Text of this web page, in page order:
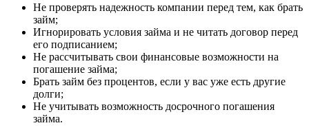
Не проверять надежность компании перед тем, как брать
займ;
Игнорировать условия займа и не читать договор перед
его подписанием;
Не рассчитывать свои финансовые возможности на
погашение займа;
Брать займ без процентов, если у вас уже есть другие
долги;
Не учитывать возможность досрочного погашения
займа.